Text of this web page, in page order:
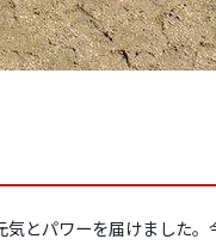
とパワーを届けました。